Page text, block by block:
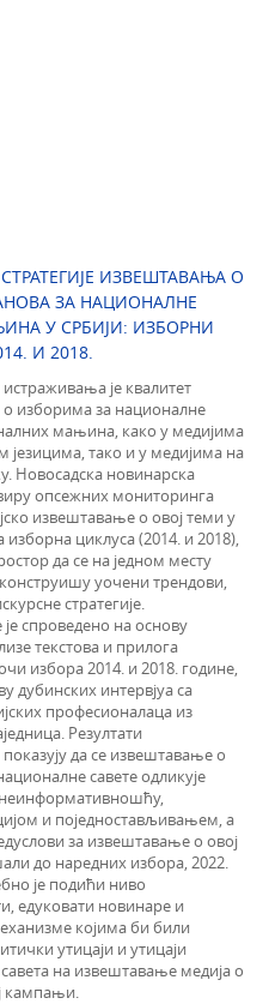
ИЗВЕШТАВАЊА О
ЗА НАЦИОНАЛНЕ
У СРБИЈИ: ИЗБОРНИ
И 2018.
је квалитет
изборима за националне
мањина, како у медијима
тако и у медијима на
Новосадска новинарска
опсежних мониторинга
извештавање о овој теми у
изборна циклуса (2014. и 2018),
да се на једном месту
уочени трендови,
стратегије.
спроведено на основу
текстова и прилога
избора 2014. и 2018. године,
дубинских интервјуа са
професионалаца из
Резултати
да се извештавање о
савете одликује
и поједностављивањем, а
за извештавање о овој
до наредних избора, 2022.
је подићи ниво
едуковати новинаре и
којима би били
утицаји и утицаји
на извештавање медија о
кампањи.